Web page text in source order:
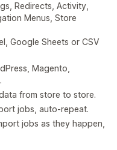
Redirects, Activity,
Menus, Store
Google Sheets or CSV
Magento,
from store to store.
jobs, auto-repeat.
jobs as they happen,